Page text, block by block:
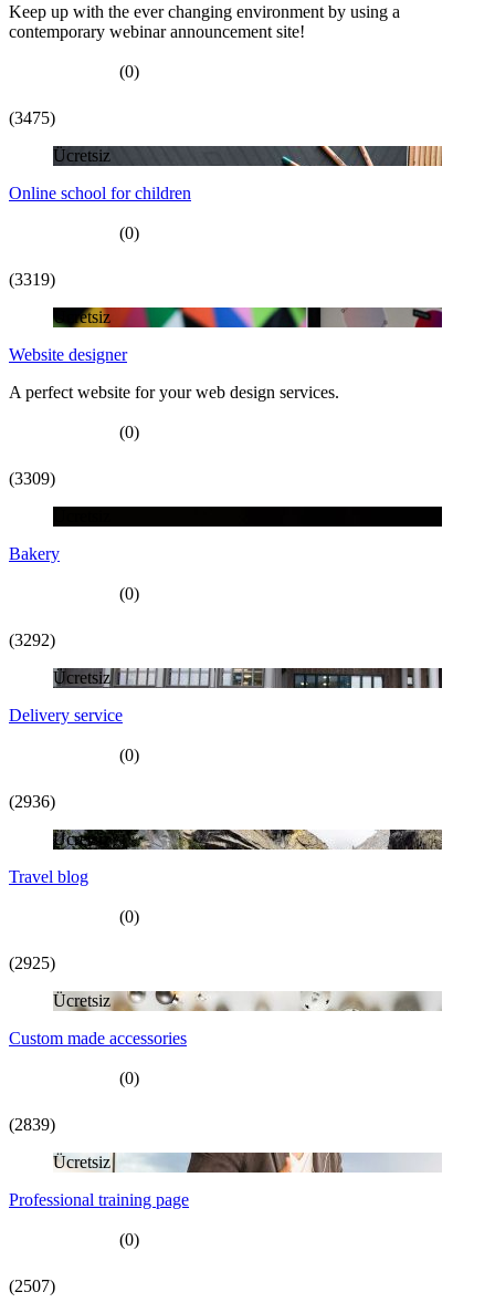
Keep up with the ever changing environment by using a
contemporary webinar announcement site!
(0)
(3475)
Ücretsiz
Online school for children
(0)
(3319)
Ücretsiz
Website designer
A perfect website for your web design services.
(0)
(3309)
Bakery
(0)
(3292)
Ücretsiz
Delivery service
(0)
(2936)
Ücretsiz
Travel blog
(0)
(2925)
Ücretsiz
Custom made accessories
(0)
(2839)
Ücretsiz
Professional training page
(0)
(2507)